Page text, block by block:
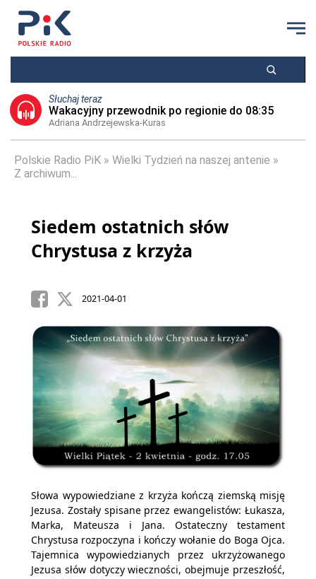
Słuchaj teraz
Wakacyjny przewodnik po regionie do 08:35
Adriana Andrzejewska-Kuras
Polskie Radio PiK
Wielki Tydzień na naszej antenie
Z archiwum...
Siedem ostatnich słów
Chrystusa z krzyża
2021-04-01
Słowa wypowiedziane z krzyża kończą ziemską misję
Jezusa. Zostały spisane przez ewangelistów: Łukasza,
Marka, Mateusza i Jana. Ostateczny testament
Chrystusa rozpoczyna i kończy wołanie do Boga Ojca.
Tajemnica wypowiedzianych przez ukrzyżowanego
Jezusa słów dotyczy wieczności, obejmuje przeszłość,